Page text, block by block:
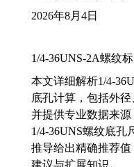
2026年8月4日
1/4-36UNS-2A螺纹
本文详细解析1/4-
底孔计算，包括外
并提供专业数据来
1/4-36UNS螺纹底孔
推导给出精确推荐
建议与扩展知识。